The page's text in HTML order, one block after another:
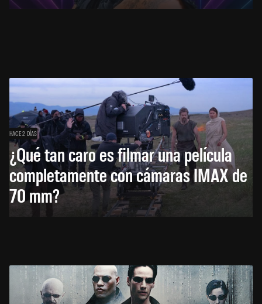
HACE 2 DÍAS
¿Qué tan caro es filmar una película
completamente con cámaras IMAX de
70 mm?